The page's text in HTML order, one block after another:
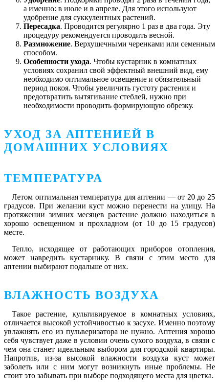
а именно: в июле и в апреле. Для этого используют
удобрение для суккулентных растений.
Пересадка. Проводится регулярно 1 раз в два года. Эту
процедуру рекомендуется проводить весной.
Размножение. Верхушечными черенками или семенным
способом.
Особенности ухода. Чтобы кустарник в комнатных
условиях сохранил свой эффектный внешний вид, ему
необходимо оптимальное освещение и обязательный
период покоя. Чтобы увеличить густоту растения и
предотвратить вытягивание стеблей, нужно при
необходимости проводить формирующую обрезку.
УХОД ЗА АПТЕНИЕЙ В
ДОМАШНИХ УСЛОВИЯХ
ТЕМПЕРАТУРА
Летом оптимальная температура для аптении — от 20 до 25
градусов. При желании куст можно перенести на улицу. На
протяжении зимних месяцев растение должно находиться в
хорошо освещенном и прохладном (от 10 до 15 градусов)
месте.
Тепло, исходящее от работающих приборов отопления,
может навредить кустарнику. В связи с этим место для
аптении выбирают подальше от них.
ВЛАЖНОСТЬ ВОЗДУХА
Такое растение, культивируемое в комнатных условиях,
отличается высокой устойчивостью к засухе. Именно поэтому
увлажнять его из пульверизатора не нужно. Аптения хорошо
себя чувствует даже в условии очень сухого воздуха, в связи с
чем она станет идеальным выбором для городской квартиры.
Напротив, из-за высокой влажности воздуха куст может
заболеть или с ним могут возникнуть иные проблемы. Не
стоит это забывать при выборе подходящего места для цветка.